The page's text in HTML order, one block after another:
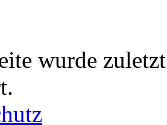
wurde